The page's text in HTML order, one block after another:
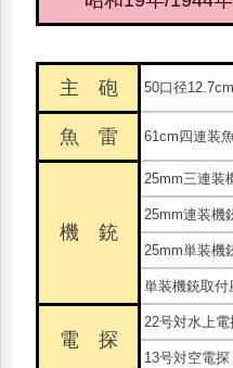
主 砲 50口径
魚 雷 61cm四連装
機 銃
25mm三連
25mm連装
25mm単装
単装機銃取
電 探
22号対水上
13号対空電